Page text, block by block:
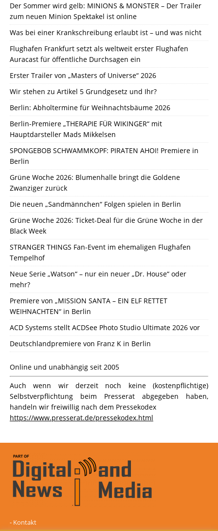
Der Sommer wird gelb: MINIONS & MONSTER – Der Trailer
zum neuen Minion Spektakel ist online
Was bei einer Krankschreibung erlaubt ist – und was nicht
Flughafen Frankfurt setzt als weltweit erster Flughafen
Auracast für öffentliche Durchsagen ein
Erster Trailer von „Masters of Universe“ 2026
Wir stehen zu Artikel 5 Grundgesetz und Ihr?
Berlin: Abholtermine für Weihnachtsbäume 2026
Berlin-Premiere „THERAPIE FÜR WIKINGER“ mit
Hauptdarsteller Mads Mikkelsen
SPONGEBOB SCHWAMMKOPF: PIRATEN AHOI! Premiere in
Berlin
Grüne Woche 2026: Blumenhalle bringt die Goldene
Zwanziger zurück
Die neuen „Sandmännchen“ Folgen spielen in Berlin
Grüne Woche 2026: Ticket-Deal für die Grüne Woche in der
Black Week
STRANGER THINGS Fan-Event im ehemaligen Flughafen
Tempelhof
Neue Serie „Watson“ – nur ein neuer „Dr. House“ oder
mehr?
Premiere von „MISSION SANTA – EIN ELF RETTET
WEIHNACHTEN“ in Berlin
ACD Systems stellt ACDSee Photo Studio Ultimate 2026 vor
Deutschlandpremiere von Franz K in Berlin
Online und unabhängig seit 2005
Auch wenn wir derzeit noch keine (kostenpflichtige)
Selbstverpflichtung beim Presserat abgegeben haben,
handeln wir freiwillig nach dem Pressekodex
https://www.presserat.de/pressekodex.html
- Kontakt